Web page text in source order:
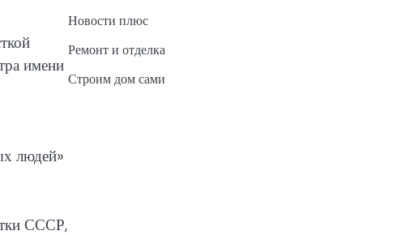
имени
людей»
СССР,
Новости плюс
Ремонт и отделка
Строим дом сами